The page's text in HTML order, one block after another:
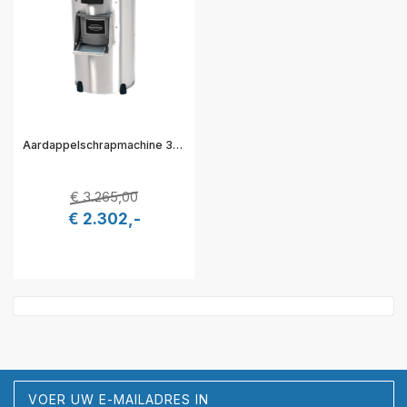
Aardappelschrapmachine 35kg 230V - 56x90x107 cm - Combisteel 7073.0015
€ 3.265,00
€ 2.302,-